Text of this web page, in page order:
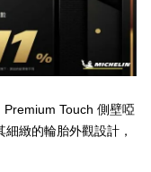
Premium Touch 側壁啞
緻的輪胎外觀設計，